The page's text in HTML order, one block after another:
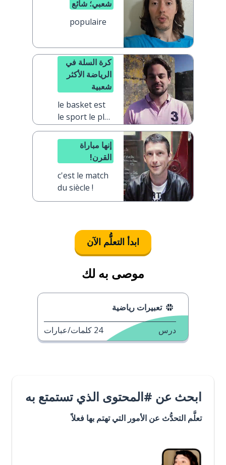
شعبي؛ شائع
populaire
كرة السلة في
الرياضة الأكثر
شعبية
le basket est
le sport le plus
populaire
إنها مباراة
القرن!
c'est le match
du siècle !
ابدأ التعلُّم الآن
موصى به لك
تعبيرات رياضية
درس 24 كلمات/عبارات
ابحث عن #المحتوى الذي تستمتع به
تعلَّم التحدُّث عن الأمور التي تهتم بها فعلاً